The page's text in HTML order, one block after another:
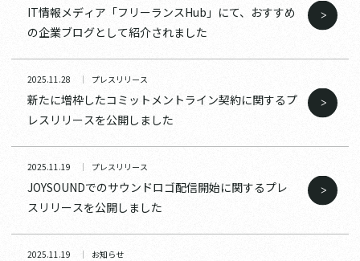
IT情報メディア「フリーランスHub」にて、おすすめ
の企業ブログとして紹介されました
2025.11.28 プレスリリース
新たに増枠したコミットメントライン契約に関するプ
レスリリースを公開しました
2025.11.19 プレスリリース
JOYSOUNDでのサウンドロゴ配信開始に関するプレ
スリリースを公開しました
2025.11.19 お知らせ